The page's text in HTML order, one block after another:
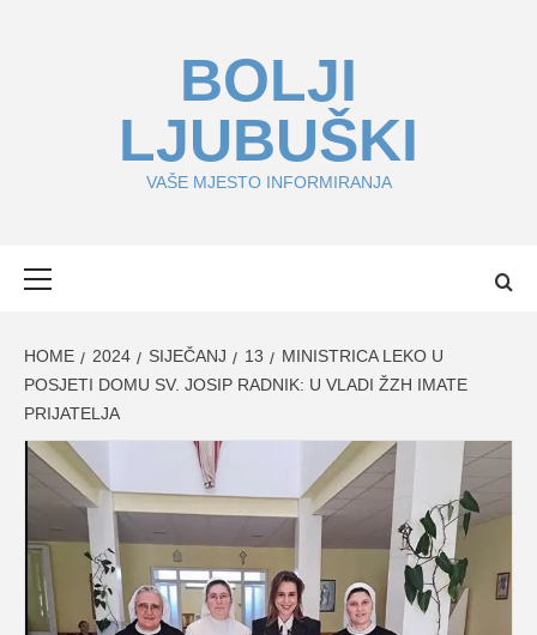
BOLJI
LJUBUŠKI
VAŠE MJESTO INFORMIRANJA
HOME 2024 SIJEČANJ 13
MINISTRICA LEKO U
POSJETI DOMU SV. JOSIP RADNIK: U VLADI ŽZH IMATE
PRIJATELJA